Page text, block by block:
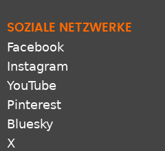
SOZIALE NETZWERKE
Facebook
Instagram
YouTube
Pinterest
Bluesky
X